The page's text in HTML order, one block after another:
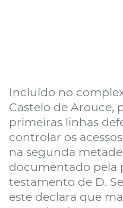
Incluído no
Castelo de Arouce,
primeiras linhas
controlar os
na segunda
documentado pela
testamento de D.
este declara que